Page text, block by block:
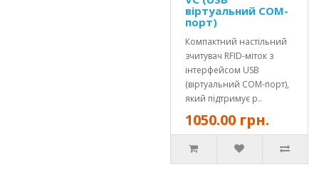
віртуальний COM-
порт)
Компактний настільний
зчитувач RFID-міток з
інтерфейсом USB
(віртуальний COM-порт),
який підтримує р..
1050.00 грн.